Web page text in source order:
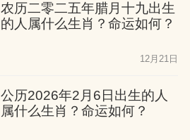
农历二零二五年腊月十九出生
的人属什么生肖？命运如何？
12月21日
公历2026年2月6日出生的人
属什么生肖？命运如何？